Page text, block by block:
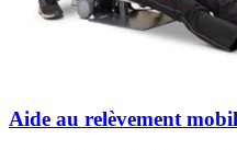
Aide au relèvement